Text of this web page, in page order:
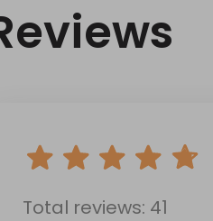
Total reviews: 41